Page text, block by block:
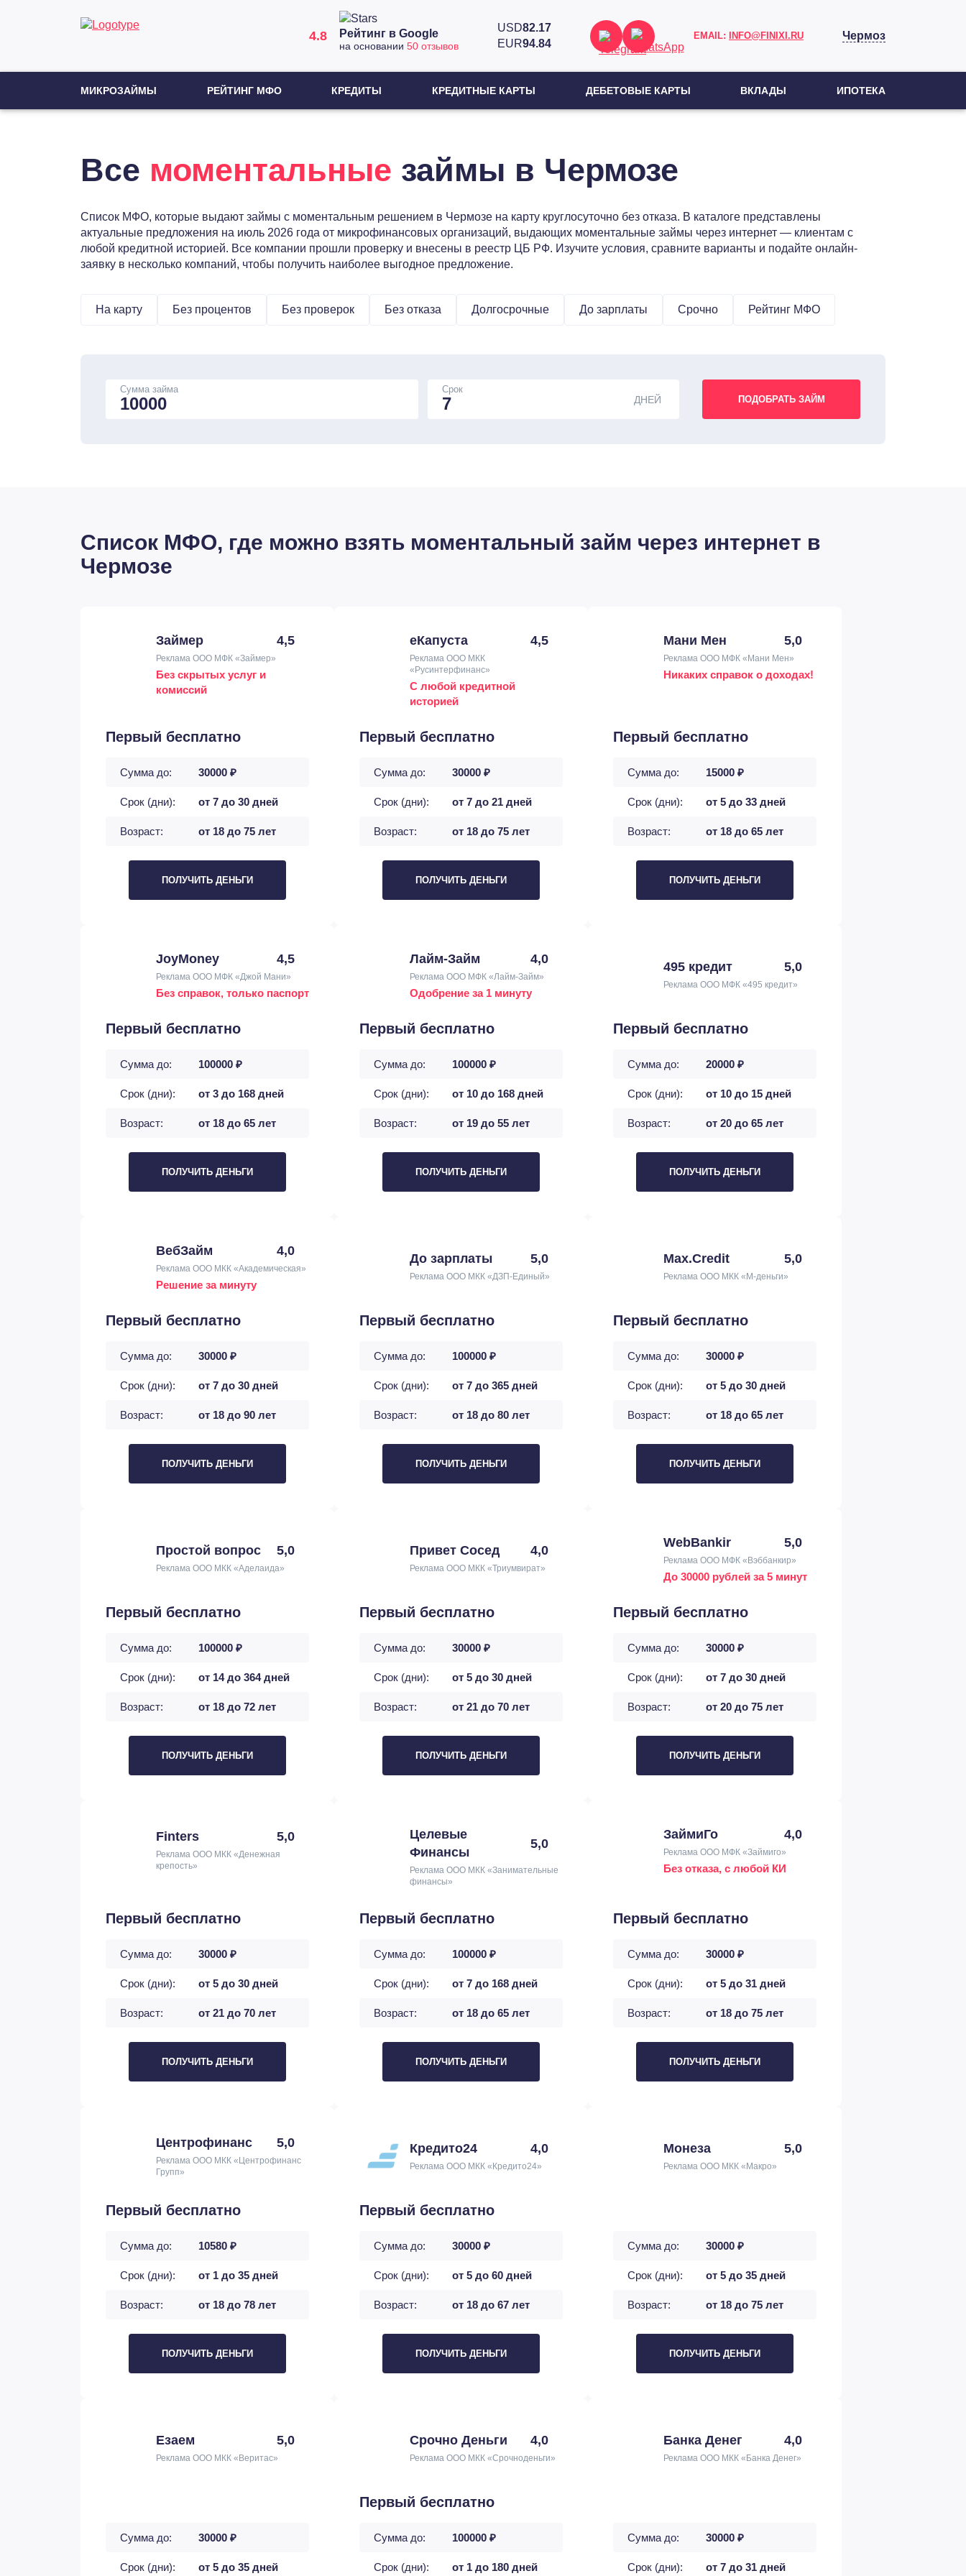
4.8 Рейтинг в Google
на основании 50 отзывов
USD82.17
EUR94.84
EMAIL: INFO@FINIXI.RU Чермоз
МИКРОЗАЙМЫ РЕЙТИНГ МФО КРЕДИТЫ КРЕДИТНЫЕ КАРТЫ ДЕБЕТОВЫЕ КАРТЫ ВКЛАДЫ ИПОТЕКА
Все моментальные займы в Чермозе
Список МФО, которые выдают займы с моментальным решением в Чермозе на карту круглосуточно без отказа. В каталоге представлены
актуальные предложения на июль 2026 года от микрофинансовых организаций, выдающих моментальные займы через интернет — клиентам с
любой кредитной историей. Все компании прошли проверку и внесены в реестр ЦБ РФ. Изучите условия, сравните варианты и подайте онлайн-
заявку в несколько компаний, чтобы получить наиболее выгодное предложение.
На карту Без процентов Без проверок Без отказа Долгосрочные До зарплаты Срочно Рейтинг МФО
Сумма займа
Срок
ДНЕЙ
Список МФО, где можно взять моментальный займ через интернет в
Чермозе
Займер 4,5
Реклама ООО МФК «Займер»
Без скрытых услуг и
комиссий
Первый бесплатно
Сумма до: 30000 ₽
Срок (дни): от 7 до 30 дней
Возраст: от 18 до 75 лет
ПОЛУЧИТЬ ДЕНЬГИ
еКапуста 4,5
Реклама ООО МКК
«Русинтерфинанс»
С любой кредитной
историей
Первый бесплатно
Сумма до: 30000 ₽
Срок (дни): от 7 до 21 дней
Возраст: от 18 до 75 лет
ПОЛУЧИТЬ ДЕНЬГИ
Мани Мен 5,0
Реклама ООО МФК «Мани Мен»
Никаких справок о доходах!
Первый бесплатно
Сумма до: 15000 ₽
Срок (дни): от 5 до 33 дней
Возраст: от 18 до 65 лет
ПОЛУЧИТЬ ДЕНЬГИ
JoyMoney 4,5
Реклама ООО МФК «Джой Мани»
Без справок, только паспорт
Первый бесплатно
Сумма до: 100000 ₽
Срок (дни): от 3 до 168 дней
Возраст: от 18 до 65 лет
ПОЛУЧИТЬ ДЕНЬГИ
Лайм-Займ 4,0
Реклама ООО МФК «Лайм-Займ»
Одобрение за 1 минуту
Первый бесплатно
Сумма до: 100000 ₽
Срок (дни): от 10 до 168 дней
Возраст: от 19 до 55 лет
ПОЛУЧИТЬ ДЕНЬГИ
495 кредит 5,0
Реклама ООО МФК «495 кредит»
Первый бесплатно
Сумма до: 20000 ₽
Срок (дни): от 10 до 15 дней
Возраст: от 20 до 65 лет
ПОЛУЧИТЬ ДЕНЬГИ
ВебЗайм 4,0
Реклама ООО МКК «Академическая»
Решение за минуту
Первый бесплатно
Сумма до: 30000 ₽
Срок (дни): от 7 до 30 дней
Возраст: от 18 до 90 лет
ПОЛУЧИТЬ ДЕНЬГИ
До зарплаты 5,0
Реклама ООО МКК «ДЗП-Единый»
Первый бесплатно
Сумма до: 100000 ₽
Срок (дни): от 7 до 365 дней
Возраст: от 18 до 80 лет
ПОЛУЧИТЬ ДЕНЬГИ
Max.Credit 5,0
Реклама ООО МКК «М-деньги»
Первый бесплатно
Сумма до: 30000 ₽
Срок (дни): от 5 до 30 дней
Возраст: от 18 до 65 лет
ПОЛУЧИТЬ ДЕНЬГИ
Простой вопрос 5,0
Реклама ООО МКК «Аделаида»
Первый бесплатно
Сумма до: 100000 ₽
Срок (дни): от 14 до 364 дней
Возраст: от 18 до 72 лет
ПОЛУЧИТЬ ДЕНЬГИ
Привет Сосед 4,0
Реклама ООО МКК «Триумвират»
Первый бесплатно
Сумма до: 30000 ₽
Срок (дни): от 5 до 30 дней
Возраст: от 21 до 70 лет
ПОЛУЧИТЬ ДЕНЬГИ
WebBankir 5,0
Реклама ООО МФК «Вэббанкир»
До 30000 рублей за 5 минут
Первый бесплатно
Сумма до: 30000 ₽
Срок (дни): от 7 до 30 дней
Возраст: от 20 до 75 лет
ПОЛУЧИТЬ ДЕНЬГИ
Finters 5,0
Реклама ООО МКК «Денежная
крепость»
Первый бесплатно
Сумма до: 30000 ₽
Срок (дни): от 5 до 30 дней
Возраст: от 21 до 70 лет
ПОЛУЧИТЬ ДЕНЬГИ
Целевые
Финансы
5,0
Реклама ООО МКК «Занимательные
финансы»
Первый бесплатно
Сумма до: 100000 ₽
Срок (дни): от 7 до 168 дней
Возраст: от 18 до 65 лет
ПОЛУЧИТЬ ДЕНЬГИ
ЗаймиГо 4,0
Реклама ООО МФК «Займиго»
Без отказа, с любой КИ
Первый бесплатно
Сумма до: 30000 ₽
Срок (дни): от 5 до 31 дней
Возраст: от 18 до 75 лет
ПОЛУЧИТЬ ДЕНЬГИ
Центрофинанс 5,0
Реклама ООО МКК «Центрофинанс
Групп»
Первый бесплатно
Сумма до: 10580 ₽
Срок (дни): от 1 до 35 дней
Возраст: от 18 до 78 лет
ПОЛУЧИТЬ ДЕНЬГИ
Кредито24 4,0
Реклама ООО МКК «Кредито24»
Первый бесплатно
Сумма до: 30000 ₽
Срок (дни): от 5 до 60 дней
Возраст: от 18 до 67 лет
ПОЛУЧИТЬ ДЕНЬГИ
Монеза 5,0
Реклама ООО МКК «Макро»
Сумма до: 30000 ₽
Срок (дни): от 5 до 35 дней
Возраст: от 18 до 75 лет
ПОЛУЧИТЬ ДЕНЬГИ
Езаем 5,0
Реклама ООО МКК «Веритас»
Сумма до: 30000 ₽
Срок (дни): от 5 до 35 дней
Срочно Деньги 4,0
Реклама ООО МКК «Срочноденьги»
Первый бесплатно
Сумма до: 100000 ₽
Срок (дни): от 1 до 180 дней
Банка Денег 4,0
Реклама ООО МКК «Банка Денег»
Сумма до: 30000 ₽
Срок (дни): от 7 до 31 дней